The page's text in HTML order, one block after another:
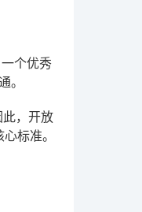
个优秀
。
此，开放
标准。